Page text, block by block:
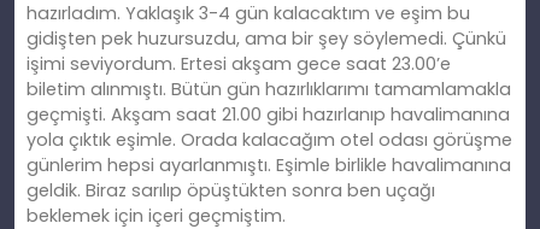
hazırladım. Yaklaşık 3-4 gün kalacaktım ve eşim bu
gidişten pek huzursuzdu, ama bir şey söylemedi. Çünkü
işimi seviyordum. Ertesi akşam gece saat 23.00’e
biletim alınmıştı. Bütün gün hazırlıklarımı tamamlamakla
geçmişti. Akşam saat 21.00 gibi hazırlanıp havalimanına
yola çıktık eşimle. Orada kalacağım otel odası görüşme
günlerim hepsi ayarlanmıştı. Eşimle birlikle havalimanına
geldik. Biraz sarılıp öpüştükten sonra ben uçağı
beklemek için içeri geçmiştim.